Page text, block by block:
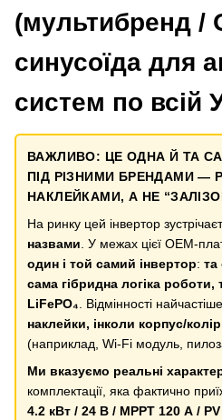
(мультибренд /
синусоїда для
систем по всій
ВАЖЛИВО: ЦЕ ОДНА Й ТА
ПІД РІЗНИМИ БРЕНДАМИ —
НАКЛЕЙКАМИ, А НЕ
На ринку цей інвертор
назвами . У межах цієї OEM-
один і той самий інвертор: та
сама гібридна логіка роботи,
LiFePO₄ . Відмінності
наклейки, інколи корпус/
(наприклад, Wi-Fi модуль,
Ми вказуємо реальні
комплектації, яка фактично
4.2 кВт / 24 В / MPPT 120 А /